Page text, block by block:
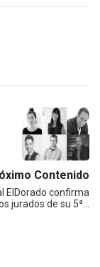
Contenido
ElDorado confirma
jurados de su 5ª…